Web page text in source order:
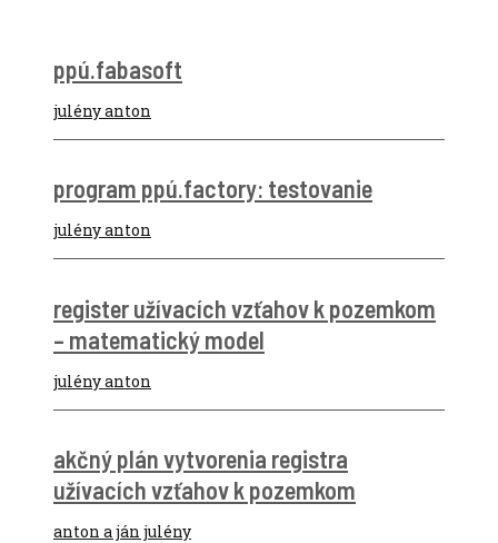
ppú.fabasoft
julény anton
program ppú.factory: testovanie
julény anton
register užívacích vzťahov k pozemkom
– matematický model
julény anton
akčný plán vytvorenia registra
užívacích vzťahov k pozemkom
anton a ján julény